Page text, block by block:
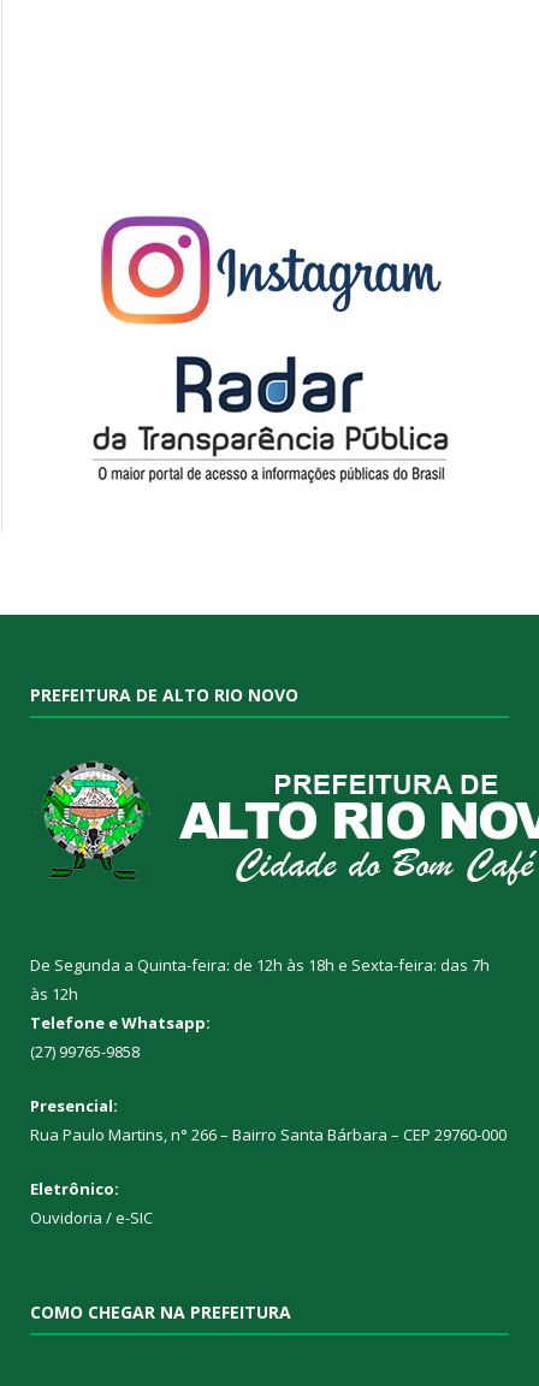
PREFEITURA DE ALTO RIO NOVO
De Segunda a Quinta-feira: de 12h às 18h e Sexta-feira: das 7h
às 12h
Telefone e Whatsapp:
(27) 99765-9858
Presencial:
Rua Paulo Martins, n° 266 – Bairro Santa Bárbara – CEP 29760-000
Eletrônico:
Ouvidoria /e-SIC
COMO CHEGAR NA PREFEITURA